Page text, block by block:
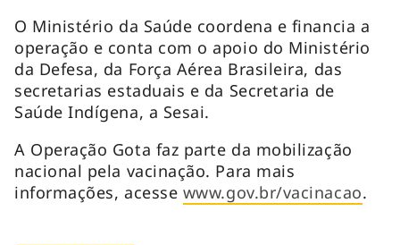
O Ministério da Saúde coordena e financia a
operação e conta com o apoio do Ministério
da Defesa, da Força Aérea Brasileira, das
secretarias estaduais e da Secretaria de
Saúde Indígena, a Sesai.
A Operação Gota faz parte da mobilização
nacional pela vacinação. Para mais
informações, acesse www.gov.br/vacinacao.